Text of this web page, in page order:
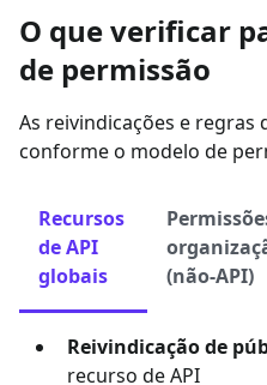
O que verificar
de permissão
As reivindicações e regras
conforme o modelo de
Recursos
de API
globais
(não-API)
Reivindicação de
recurso de API